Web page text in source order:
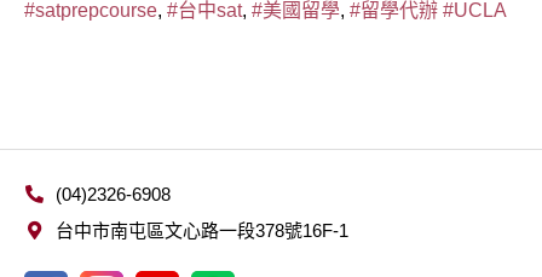
#satprepcourse, #台中sat, #美國留學, #留學代辦 #UCLA
(04)2326-6908
台中市南屯區文心路一段378號16F-1